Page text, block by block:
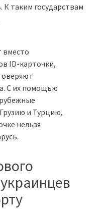
таким государствам
вместо
ID-карточки,
С их помощью
и Турцию,
нельзя